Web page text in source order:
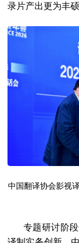
录片产出更为丰硕
中国翻译协会影视
专题研讨阶